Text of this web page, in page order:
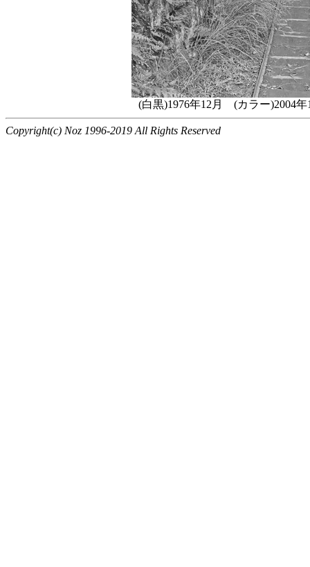
(白黒)1976年12月 (カラー)2004
Copyright(c) Noz 1996-2019 All Rights Reserved